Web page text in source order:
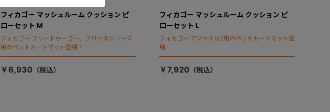
フィカゴー マッシュルーム クッション ピ
ローセット M
フィカゴー フリートゥーゴー、フリッタシリーズ
用のペットカートマット登場！
￥6,930
フィカゴー マッシュルーム クッション ピ
ローセット L
フィカゴー アジャイル2用のペットカートマット登
場！
￥7,920